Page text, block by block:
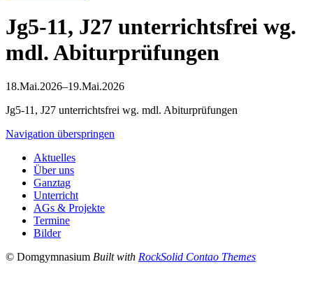
Jg5-11, J27 unterrichtsfrei wg.
mdl. Abiturprüfungen
18.Mai.2026–19.Mai.2026
Jg5-11, J27 unterrichtsfrei wg. mdl. Abiturprüfungen
Navigation überspringen
Aktuelles
Über uns
Ganztag
Unterricht
AGs & Projekte
Termine
Bilder
© Domgymnasium Built with RockSolid Contao Themes